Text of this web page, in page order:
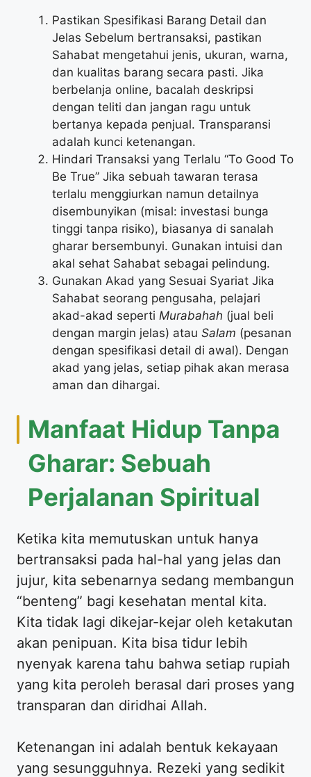
Pastikan Spesifikasi Barang Detail dan
Jelas Sebelum bertransaksi, pastikan
Sahabat mengetahui jenis, ukuran, warna,
dan kualitas barang secara pasti. Jika
berbelanja online, bacalah deskripsi
dengan teliti dan jangan ragu untuk
bertanya kepada penjual. Transparansi
adalah kunci ketenangan.
Hindari Transaksi yang Terlalu “To Good To
Be True” Jika sebuah tawaran terasa
terlalu menggiurkan namun detailnya
disembunyikan (misal: investasi bunga
tinggi tanpa risiko), biasanya di sanalah
gharar bersembunyi. Gunakan intuisi dan
akal sehat Sahabat sebagai pelindung.
Gunakan Akad yang Sesuai Syariat Jika
Sahabat seorang pengusaha, pelajari
akad-akad seperti Murabahah (jual beli
dengan margin jelas) atau Salam (pesanan
dengan spesifikasi detail di awal). Dengan
akad yang jelas, setiap pihak akan merasa
aman dan dihargai.
Manfaat Hidup Tanpa
Gharar: Sebuah
Perjalanan Spiritual
Ketika kita memutuskan untuk hanya
bertransaksi pada hal-hal yang jelas dan
jujur, kita sebenarnya sedang membangun
“benteng” bagi kesehatan mental kita.
Kita tidak lagi dikejar-kejar oleh ketakutan
akan penipuan. Kita bisa tidur lebih
nyenyak karena tahu bahwa setiap rupiah
yang kita peroleh berasal dari proses yang
transparan dan diridhai Allah.
Ketenangan ini adalah bentuk kekayaan
yang sesungguhnya. Rezeki yang sedikit